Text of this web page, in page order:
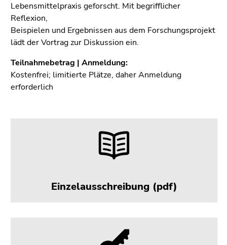
Lebensmittelpraxis geforscht. Mit begrifflicher
Reflexion,
Beispielen und Ergebnissen aus dem Forschungsprojekt
lädt der Vortrag zur Diskussion ein.
Teilnahmebetrag | Anmeldung:
Kostenfrei; limitierte Plätze, daher Anmeldung
erforderlich
Einzelausschreibung (pdf)